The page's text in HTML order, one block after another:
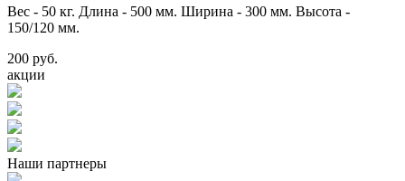
Вес - 50 кг. Длина - 500 мм. Ширина - 300 мм. Высота -
150/120 мм.
200 руб.
акции
Наши партнеры